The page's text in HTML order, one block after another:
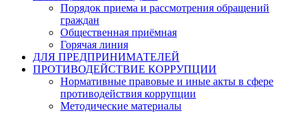
Порядок приема и рассмотрения обращений
граждан
Общественная приёмная
Горячая линия
ДЛЯ ПРЕДПРИНИМАТЕЛЕЙ
ПРОТИВОДЕЙСТВИЕ КОРРУПЦИИ
Нормативные правовые и иные акты в сфере
противодействия коррупции
Методические материалы